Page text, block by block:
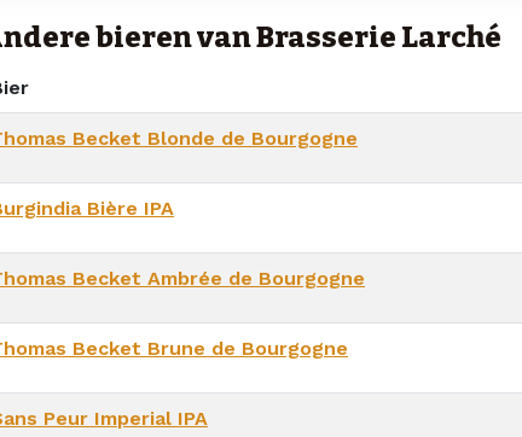
bieren van Brasserie Larché
Becket Blonde de Bourgogne
Bière IPA
Becket Ambrée de Bourgogne
Becket Brune de Bourgogne
Peur Imperial IPA